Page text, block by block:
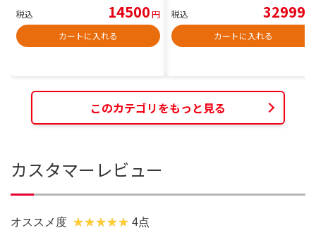
税込 14500円
カートに入れる
税込 32999
カートに入れる
このカテゴリをもっと見る
カスタマーレビュー
オススメ度 4点